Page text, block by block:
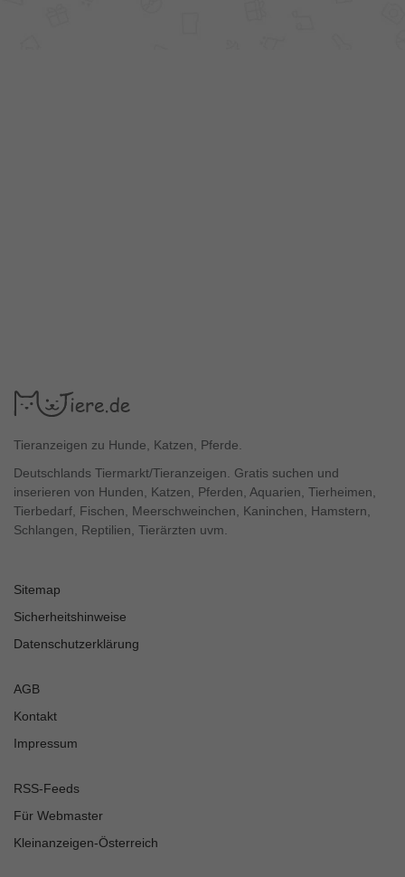
Tieranzeigen zu Hunde, Katzen, Pferde.
Deutschlands Tiermarkt/Tieranzeigen. Gratis suchen und
inserieren von Hunden, Katzen, Pferden, Aquarien, Tierheimen,
Tierbedarf, Fischen, Meerschweinchen, Kaninchen, Hamstern,
Schlangen, Reptilien, Tierärzten uvm.
Sitemap
Sicherheitshinweise
Datenschutzerklärung
AGB
Kontakt
Impressum
RSS-Feeds
Für Webmaster
Kleinanzeigen-Österreich